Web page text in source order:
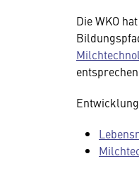
Die WKO